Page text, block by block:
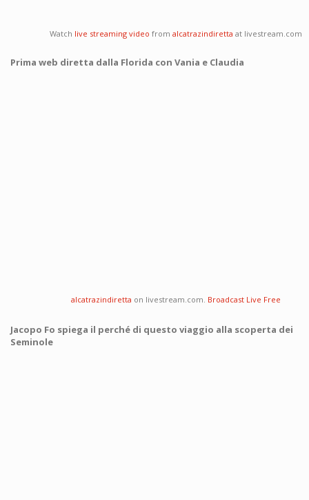
Watch live streaming video from alcatrazindiretta at livestream.com
Prima web diretta dalla Florida con Vania e Claudia
alcatrazindiretta on livestream.com. Broadcast Live Free
Jacopo Fo spiega il perché di questo viaggio alla scoperta dei
Seminole